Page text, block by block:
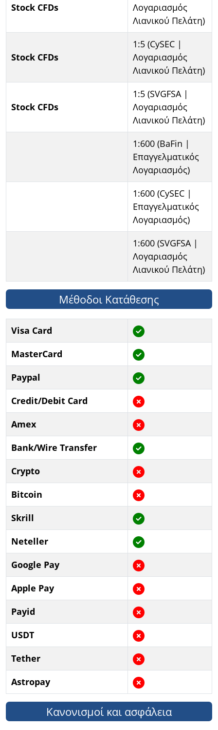
Stock CFDs
Λογαριασμός
Λιανικού Πελάτη)
Stock CFDs
1:5 (CySEC |
Λογαριασμός
Λιανικού Πελάτη)
Stock CFDs
1:5 (SVGFSA |
Λογαριασμός
Λιανικού Πελάτη)
1:600 (BaFin |
Επαγγελματικός
Λογαριασμός)
1:600 (CySEC |
Επαγγελματικός
Λογαριασμός)
1:600 (SVGFSA |
Λογαριασμός
Λιανικού Πελάτη)
Μέθοδοι Κατάθεσης
Visa Card
MasterCard
Paypal
Credit/Debit Card
Amex
Bank/Wire Transfer
Crypto
Bitcoin
Skrill
Neteller
Google Pay
Apple Pay
Payid
USDT
Tether
Astropay
Κανονισμοί και ασφάλεια